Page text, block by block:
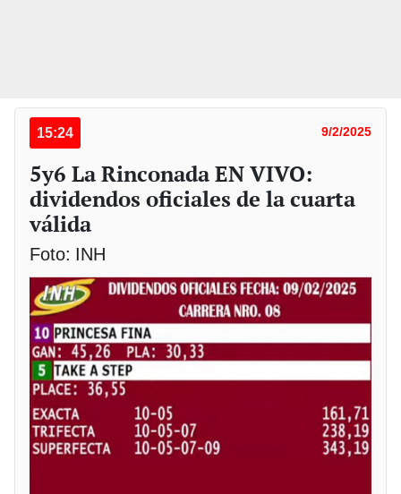
15:24 9/2/2025
5y6 La Rinconada EN VIVO:
dividendos oficiales de la cuarta
válida
Foto: INH